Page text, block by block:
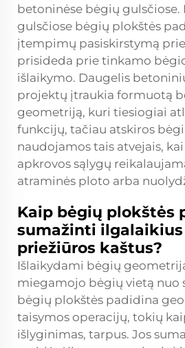
betoninėse bėgių gulsčiose.
gulsčiose bėgių plokštės
įtempimų pasiskirstymą
prisideda prie tinkamo
išlaikymo. Daugelis
projektų įtraukia formuotą
geometriją, kuri tiesiogiai
funkcijų, tačiau atskiros
naudojamos tais atvejais,
apkrovos sąlygų
atraminės ploto arba
Kaip bėgių plokštės
sumažinti
priežiūros kaštus?
Išlaikydami bėgių
miegamojo bėgių vietą nuo
bėgių plokštės padidina
taisymos operacijų, tokių
išlyginimas, tarpus. Jos